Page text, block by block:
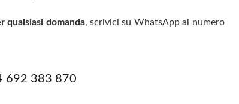
qualsiasi domanda, scrivici su WhatsApp al numero
692 383 870